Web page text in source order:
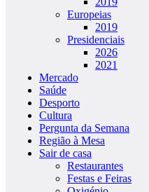
Europeias
2019
Presidenciais
2026
2021
Mercado
Saúde
Desporto
Cultura
Pergunta da Semana
Região à Mesa
Sair de casa
Restaurantes
Festas e Feiras